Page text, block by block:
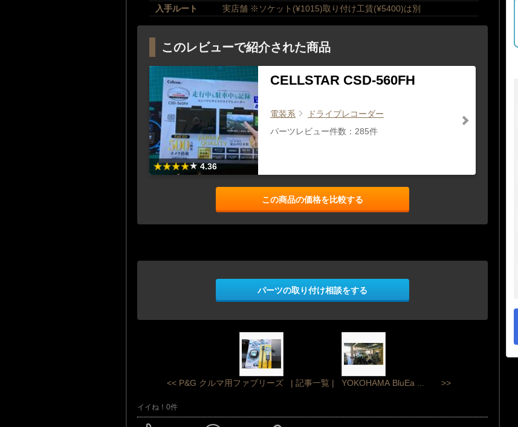
入手ルート
実店舗 ※ソケット(¥1015)取り付け工賃(¥5400)は別
このレビューで紹介された商品
4.36
CELLSTAR CSD-560FH
電装系
ドライブレコーダー
パーツレビュー件数：285件
この商品の価格を比較する
パーツの取り付け相談をする
<< P&G クルマ用ファブリーズ | 記事一覧 | YOKOHAMA BluEa ... >>
イイね！0件